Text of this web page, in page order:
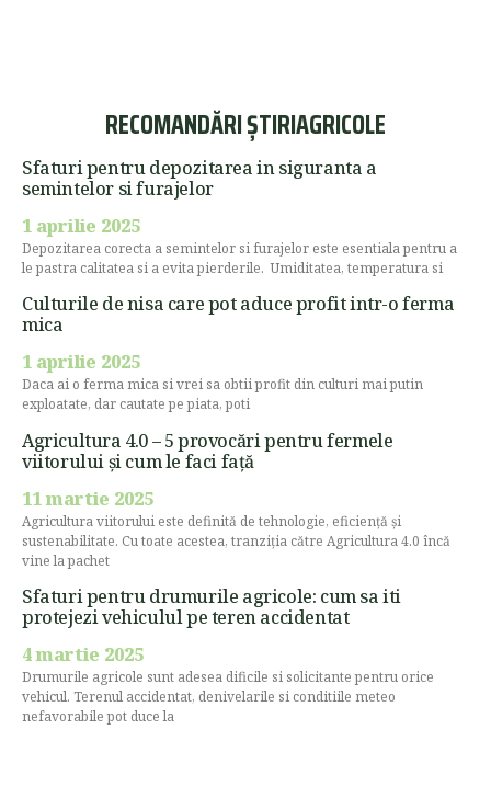
RECOMANDĂRI ȘTIRIAGRICOLE
Sfaturi pentru depozitarea in siguranta a
semintelor si furajelor
1 aprilie 2025
Depozitarea corecta a semintelor si furajelor este esentiala pentru a
le pastra calitatea si a evita pierderile. Umiditatea, temperatura si
Culturile de nisa care pot aduce profit intr-o ferma
mica
1 aprilie 2025
Daca ai o ferma mica si vrei sa obtii profit din culturi mai putin
exploatate, dar cautate pe piata, poti
Agricultura 4.0 – 5 provocări pentru fermele
viitorului și cum le faci față
11 martie 2025
Agricultura viitorului este definită de tehnologie, eficiență și
sustenabilitate. Cu toate acestea, tranziția către Agricultura 4.0 încă
vine la pachet
Sfaturi pentru drumurile agricole: cum sa iti
protejezi vehiculul pe teren accidentat
4 martie 2025
Drumurile agricole sunt adesea dificile si solicitante pentru orice
vehicul. Terenul accidentat, denivelarile si conditiile meteo
nefavorabile pot duce la